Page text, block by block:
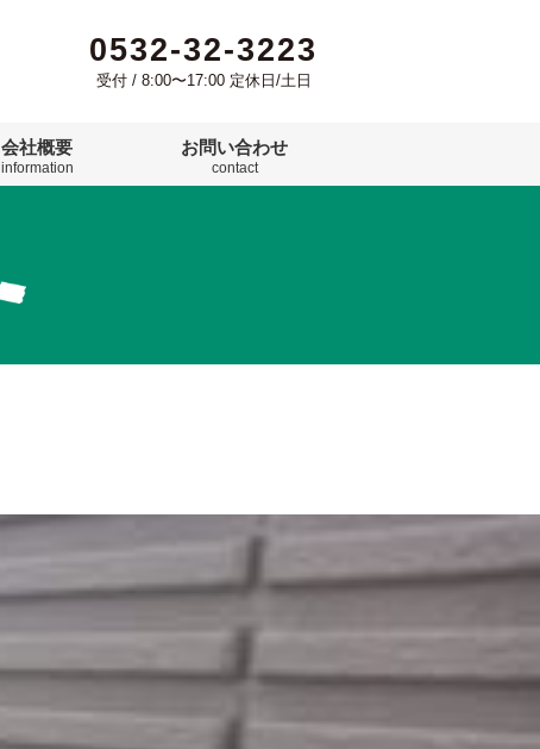
0532-32-3223
受付 / 8:00〜17:00 定休日/土日
会社概要
information
お問い合わせ
contact